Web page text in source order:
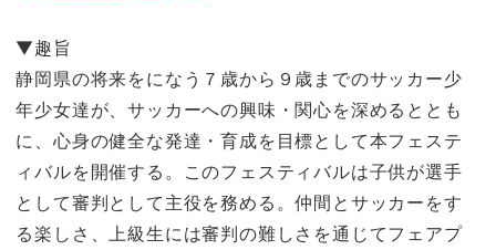
▼趣旨
静岡県の将来をになう７歳から９歳までのサッカー少
年少女達が、サッカーへの興味・関心を深めるととも
に、心身の健全な発達・育成を目標として本フェステ
ィバルを開催する。このフェスティバルは子供が選手
として審判として主役を務める。仲間とサッカーをす
る楽しさ、上級生には審判の難しさを通じてフェアプ